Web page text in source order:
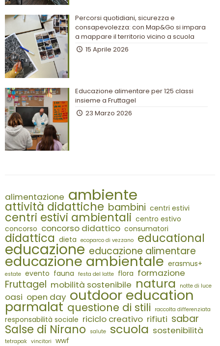
Percorsi quotidiani, sicurezza e
consapevolezza: con Map&Go si impara
a mappare il territorio vicino a scuola
15 Aprile 2026
Educazione alimentare per 125 classi
insieme a Fruttagel
23 Marzo 2026
alimentazione ambiente
attività didattiche bambini centri estivi
centri estivi ambientali centro estivo
concorso concorso didattico consumatori
didattica dieta ecoparco di vezzano educational
educazione educazione alimentare
educazione ambientale erasmus+
estate evento fauna festa del latte flora formazione
Fruttagel mobilità sostenibile natura notte di luce
oasi open day outdoor education
parmalat questione di stili raccolta differenziata
responsabilità sociale riciclo creativo rifiuti sabar
Salse di Nirano salute scuola sostenibilità
tetrapak vincitori wwf